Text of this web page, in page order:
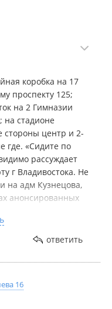
коробка на 17
проспекту 125;
на 2 Гимназии
на стадионе
стороны центр и 2-
где. «Сидите по
рассуждает
г Владивостока. Не
на адм Кузнецова,
анонсированных
парк им Лазо,
или хотя на
нет!!!!
ответить
16